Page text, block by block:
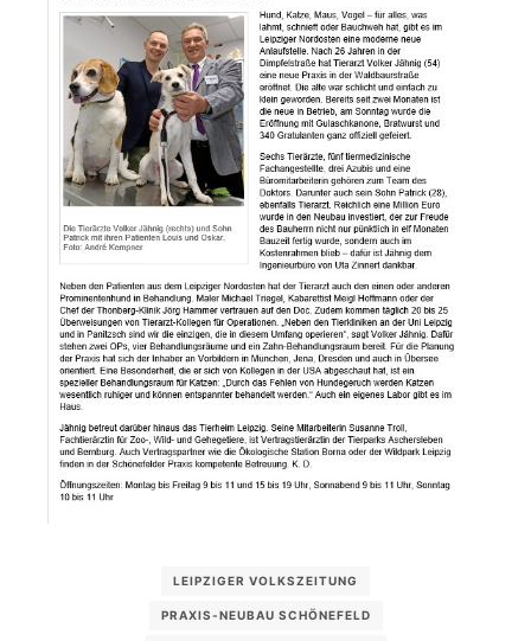
LEIPZIGER VOLKSZEITUNG
PRAXIS-NEUBAU SCHÖNEFELD